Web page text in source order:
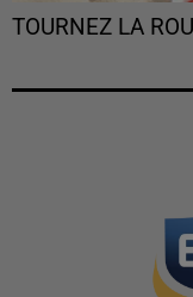
TOURNEZ LA